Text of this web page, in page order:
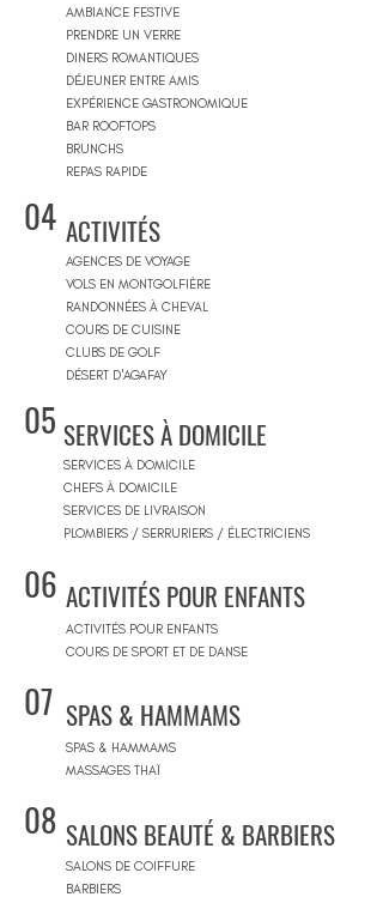
AMBIANCE FESTIVE
PRENDRE UN VERRE
DINERS ROMANTIQUES
DÉJEUNER ENTRE AMIS
EXPÉRIENCE GASTRONOMIQUE
BAR ROOFTOPS
BRUNCHS
REPAS RAPIDE
04 ACTIVITÉS
AGENCES DE VOYAGE
VOLS EN MONTGOLFIÈRE
RANDONNÉES À CHEVAL
COURS DE CUISINE
CLUBS DE GOLF
DÉSERT D'AGAFAY
05 SERVICES À DOMICILE
SERVICES À DOMICILE
CHEFS À DOMICILE
SERVICES DE LIVRAISON
PLOMBIERS / SERRURIERS / ÉLECTRICIENS
06 ACTIVITÉS POUR ENFANTS
ACTIVITÉS POUR ENFANTS
COURS DE SPORT ET DE DANSE
07 SPAS & HAMMAMS
SPAS & HAMMAMS
MASSAGES THAÏ
08 SALONS BEAUTÉ & BARBIERS
SALONS DE COIFFURE
BARBIERS